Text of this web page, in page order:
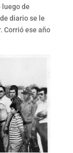
luego de
diario se le
Corrió ese año